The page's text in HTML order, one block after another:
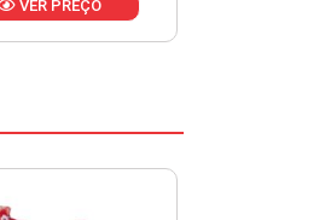
VER PREÇO